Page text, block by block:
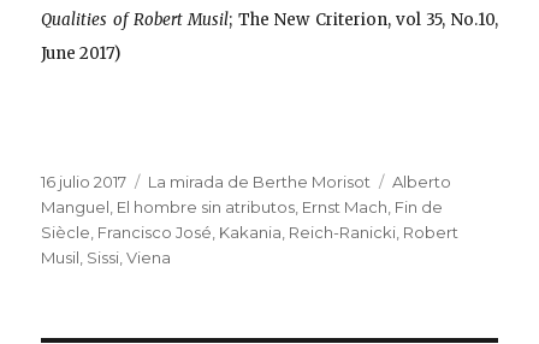
Qualities of Robert Musil; The New Criterion, vol 35, No.10,
June 2017)
Publicado
el
16 julio 2017 Categorías
La mirada de Berthe Morisot Etiquetas
Alberto
Manguel El hombre sin atributos Ernst Mach Fin de
Siècle Francisco José Kakania Reich-Ranicki Robert
Musil Sissi ,Viena